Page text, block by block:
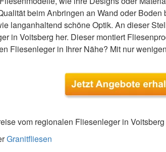
beim Anbringen an Wand oder Boden
langanhaltend schöne Optik. An dieser
in Voitsberg her. Dieser montiert
Fliesenleger in Ihrer Nähe? Mit nur
vom regionalen Fliesenleger in
Granitfliesen